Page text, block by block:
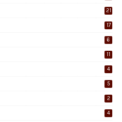
21
17
6
11
4
5
2
4